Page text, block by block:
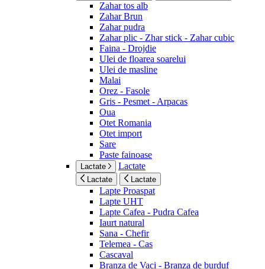
Zahar tos alb
Zahar Brun
Zahar pudra
Zahar plic - Zhar stick - Zahar cubic
Faina - Drojdie
Ulei de floarea soarelui
Ulei de masline
Malai
Orez - Fasole
Gris - Pesmet - Arpacas
Oua
Otet Romania
Otet import
Sare
Paste fainoase
Lactate Lactate
Lactate Lactate
Lapte Proaspat
Lapte UHT
Lapte Cafea - Pudra Cafea
Iaurt natural
Sana - Chefir
Telemea - Cas
Cascaval
Branza de Vaci - Branza de burduf